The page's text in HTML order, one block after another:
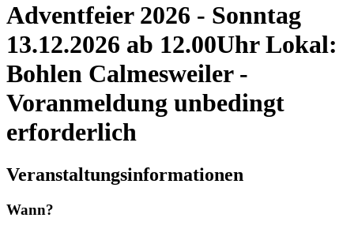
Adventfeier 2026 - Sonntag
13.12.2026 ab 12.00Uhr Lokal:
Bohlen Calmesweiler -
Voranmeldung unbedingt
erforderlich
Veranstaltungsinformationen
Wann?